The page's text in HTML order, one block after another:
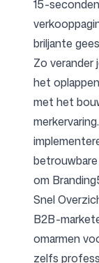
15-
briljante
Zo verander
het
met het
om
Snel
B2B-
omarmen
zelfs